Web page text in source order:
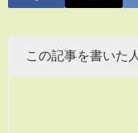
この記事を書いた人